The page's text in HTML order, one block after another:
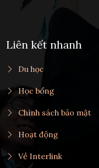
Liên kết nhanh
Du học
Học bổng
Chính sách bảo mật
Hoạt động
Về Interlink